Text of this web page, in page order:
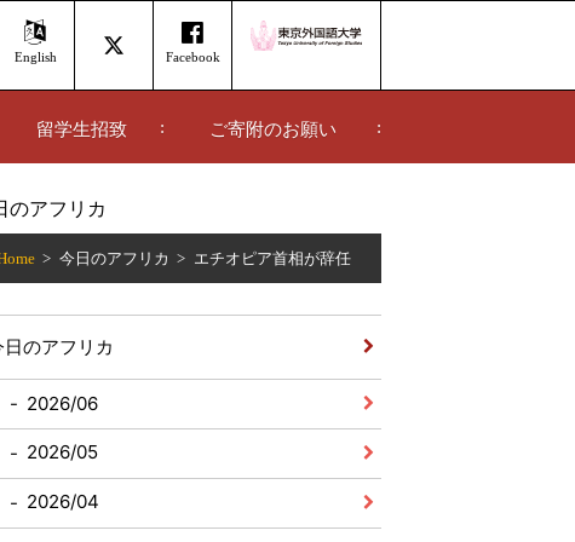
English Facebook
留学生招致 ご寄附のお願い
のアフリカ
今日のアフリカ エチオピア首相が辞任
日のアフリカ
2026/06
2026/05
2026/04